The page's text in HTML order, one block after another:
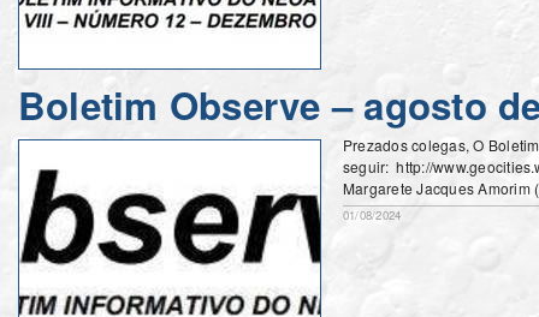
Boletim Observe – agosto
Prezados colegas, O
seguir: http://
Margarete Jacques Amorim
01/08/2024